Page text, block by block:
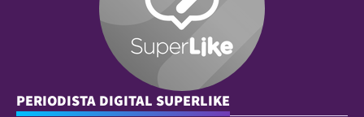
PERIODISTA DIGITAL SUPERLIKE